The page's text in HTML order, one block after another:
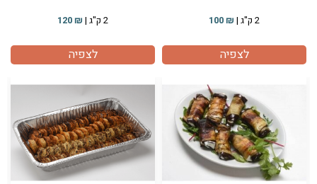
2 ק"ג | ₪
100
לצפיה
2 ק"ג | ₪
120
לצפיה